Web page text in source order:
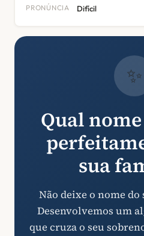
PRONÚNCIA Difícil
✨
Qual
sua
Não deixe o nome do
Desenvolvemos um
que cruza o seu